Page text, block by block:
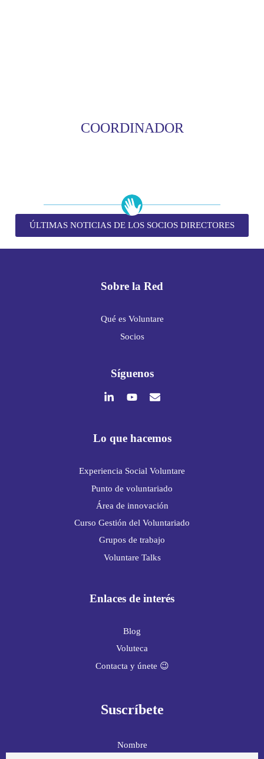
COORDINADOR
ÚLTIMAS NOTICIAS DE LOS SOCIOS DIRECTORES
Sobre la Red
Qué es Voluntare
Socios
Síguenos
Lo que hacemos
Experiencia Social Voluntare
Punto de voluntariado
Área de innovación
Curso Gestión del Voluntariado
Grupos de trabajo
Voluntare Talks
Enlaces de interés
Blog
Voluteca
Contacta y únete 😉
Suscríbete
Nombre